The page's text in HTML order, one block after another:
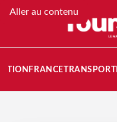
Aller au contenu
FRANCETRANSPORT